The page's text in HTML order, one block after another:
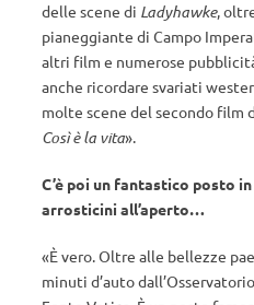
delle scene di Ladyhawke,
pianeggiante di Campo
altri film e numerose
anche ricordare svariati
molte scene del secondo film
Così è la vita».
C’è poi un fantastico posto
arrosticini all’aperto…
«È vero. Oltre alle bellezze
minuti d’auto